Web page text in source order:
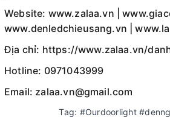
Website: www.zalaa.vn |
www.denledchieusang.vn |
Địa chỉ: https://www.zalaa.vn/
Hotline: 0971043999
Email: zalaa.vn@gmail.com
Tag: #Ourdoorlight